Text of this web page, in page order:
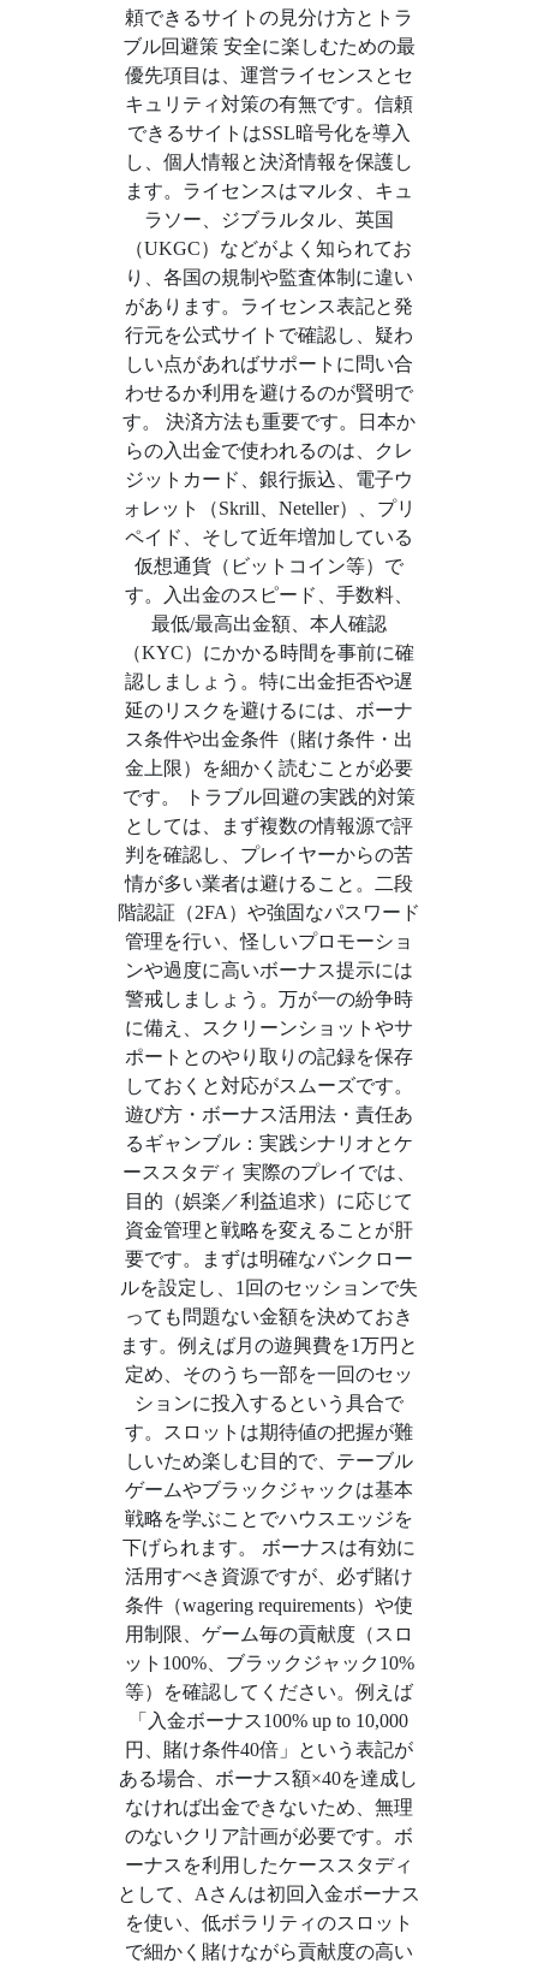
頼できるサイトの見分け方とトラ
ブル回避策 安全に楽しむための最
優先項目は、運営ライセンスとセ
キュリティ対策の有無です。信頼
できるサイトはSSL暗号化を導入
し、個人情報と決済情報を保護し
ます。ライセンスはマルタ、キュ
ラソー、ジブラルタル、英国
（UKGC）などがよく知られてお
り、各国の規制や監査体制に違い
があります。ライセンス表記と発
行元を公式サイトで確認し、疑わ
しい点があればサポートに問い合
わせるか利用を避けるのが賢明で
す。 決済方法も重要です。日本か
らの入出金で使われるのは、クレ
ジットカード、銀行振込、電子ウ
ォレット（Skrill、Neteller）、プリ
ペイド、そして近年増加している
仮想通貨（ビットコイン等）で
す。入出金のスピード、手数料、
最低/最高出金額、本人確認
（KYC）にかかる時間を事前に確
認しましょう。特に出金拒否や遅
延のリスクを避けるには、ボーナ
ス条件や出金条件（賭け条件・出
金上限）を細かく読むことが必要
です。 トラブル回避の実践的対策
としては、まず複数の情報源で評
判を確認し、プレイヤーからの苦
情が多い業者は避けること。二段
階認証（2FA）や強固なパスワード
管理を行い、怪しいプロモーショ
ンや過度に高いボーナス提示には
警戒しましょう。万が一の紛争時
に備え、スクリーンショットやサ
ポートとのやり取りの記録を保存
しておくと対応がスムーズです。
遊び方・ボーナス活用法・責任あ
るギャンブル：実践シナリオとケ
ーススタディ 実際のプレイでは、
目的（娯楽／利益追求）に応じて
資金管理と戦略を変えることが肝
要です。まずは明確なバンクロー
ルを設定し、1回のセッションで失
っても問題ない金額を決めておき
ます。例えば月の遊興費を1万円と
定め、そのうち一部を一回のセッ
ションに投入するという具合で
す。スロットは期待値の把握が難
しいため楽しむ目的で、テーブル
ゲームやブラックジャックは基本
戦略を学ぶことでハウスエッジを
下げられます。 ボーナスは有効に
活用すべき資源ですが、必ず賭け
条件（wagering requirements）や使
用制限、ゲーム毎の貢献度（スロ
ット100%、ブラックジャック10%
等）を確認してください。例えば
「入金ボーナス100% up to 10,000
円、賭け条件40倍」という表記が
ある場合、ボーナス額×40を達成し
なければ出金できないため、無理
のないクリア計画が必要です。ボ
ーナスを利用したケーススタディ
として、Aさんは初回入金ボーナス
を使い、低ボラリティのスロット
で細かく賭けながら貢献度の高い